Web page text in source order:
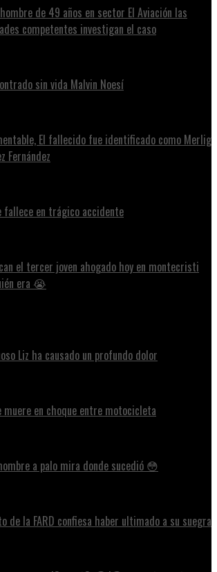
de 49 años en sector El Aviación las
competentes investigan el caso
sin vida Malvin Noesí
El fallecido fue identificado como Merlig
Fernández
fallece en trágico accidente
el tercer joven ahogado hoy en montecristi
era 😭
Liz ha causado un profundo dolor
muere en choque entre motocicleta
a palo mira donde sucedió 😳
de la FARD confiesa haber ultimado a su suegra